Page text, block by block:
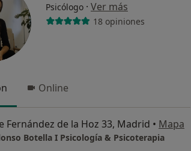
Psicólogo · Ver más
18 opiniones
Online
Fernández de la Hoz 33, Madrid • Mapa
Botella I Psicología & Psicoterapia